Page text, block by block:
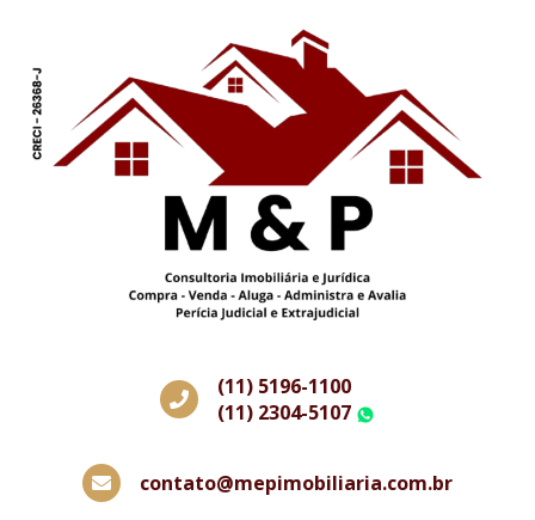
(11) 5196-1100
(11) 2304-5107
contato@mepimobiliaria.com.br